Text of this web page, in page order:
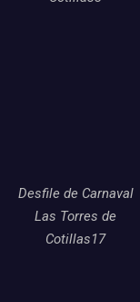
Desfile de Carnaval
Las Torres de
Cotillas17